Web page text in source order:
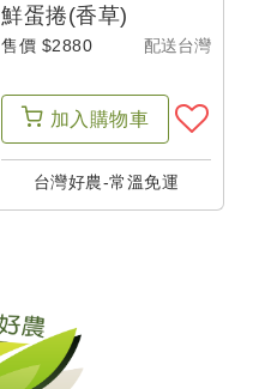
鮮蛋捲(香草)
售價 $2880 配送台灣
加入 購物車
台灣好農-常溫免運